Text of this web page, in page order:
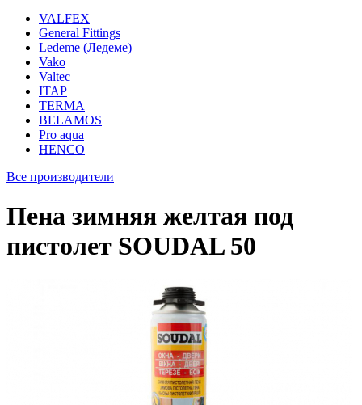
VALFEX
General Fittings
Ledeme (Ледеме)
Vako
Valtec
ITAP
TERMA
BELAMOS
Pro aqua
HENCO
Все производители
Пена зимняя желтая под
пистолет SOUDAL 50